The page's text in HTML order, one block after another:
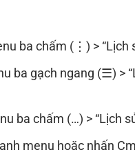
ba chấm (⋮) > “Lịch
ba gạch ngang (☰) >
ba chấm (…) > “Lịch
menu hoặc nhấn